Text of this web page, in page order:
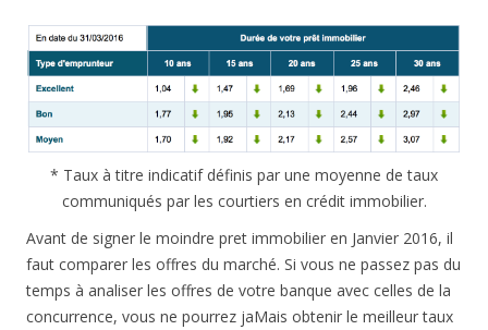
* Taux à titre indicatif définis par une moyenne de taux
communiqués par les courtiers en crédit immobilier.
Avant de signer le moindre pret immobilier en Janvier 2016, il
faut comparer les offres du marché. Si vous ne passez pas du
temps à analiser les offres de votre banque avec celles de la
concurrence, vous ne pourrez jaMais obtenir le meilleur taux